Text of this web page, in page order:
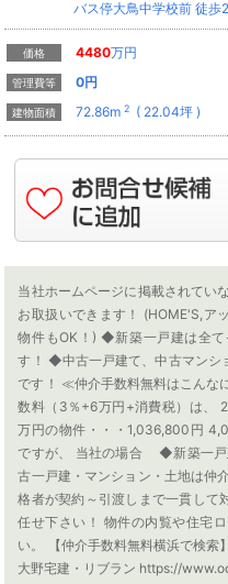
バス停大鳥中学校前 徒歩2
価格 4480万円
管理費等 0円
建物面積 72.86m 2( 22.04坪 )
当社ホームページに掲載されてい
お取扱いできます！ (HOME'S,ア
物件もOK！) ◆新築一戸建は全
す！ ◆中古一戸建て、中古マン
です！ ≪仲介手数料無料はこんな
数料（3％+6万円+消費税）は、
万円の物件・・・1,036,800円
ですが、 当社の場合 ◆新築一戸
古一戸建・マンション・土地は仲
格者が契約～引渡しまで一貫して
任せ下さい！ 物件の内覧や住宅
い。 【仲介手数料無料横浜で検索
大野宅建・リブラン https://